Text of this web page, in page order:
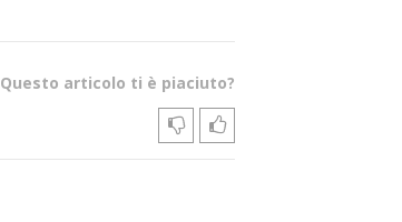
Questo articolo ti è piaciuto?